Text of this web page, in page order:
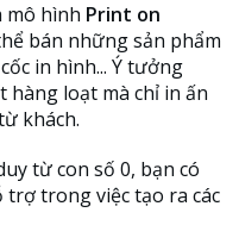
mô hình Print on
bán những sản phẩm
in hình... Ý tưởng
hàng loạt mà chỉ in ấn
khách.
từ con số 0, bạn có
trợ trong việc tạo ra các